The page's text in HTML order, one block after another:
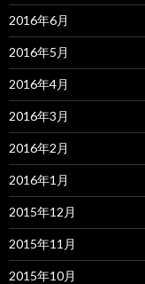
2016年6月
2016年5月
2016年4月
2016年3月
2016年2月
2016年1月
2015年12月
2015年11月
2015年10月